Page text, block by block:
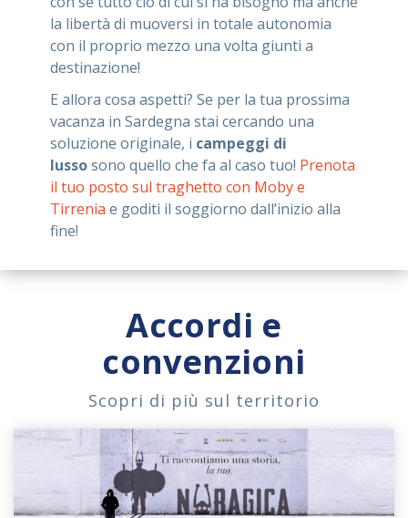
la libertà di muoversi in totale autonomia
con il proprio mezzo una volta giunti a
destinazione!
E allora cosa aspetti? Se per la tua prossima
vacanza in Sardegna stai cercando una
soluzione originale, i campeggi di
lussosono quello che fa al caso tuo! Prenota
il tuo posto sul traghetto con Moby e
Tirrenia e goditi il soggiorno dall’inizio alla
fine!
Accordi e
convenzioni
Scopri di più sul territorio